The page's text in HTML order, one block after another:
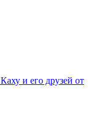
и его друзей от